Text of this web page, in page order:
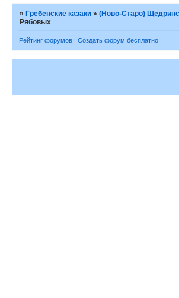
»Гребенские казаки »(Ново-Старо)
Рябовых
Рейтинг форумов Создать форум бесплатно